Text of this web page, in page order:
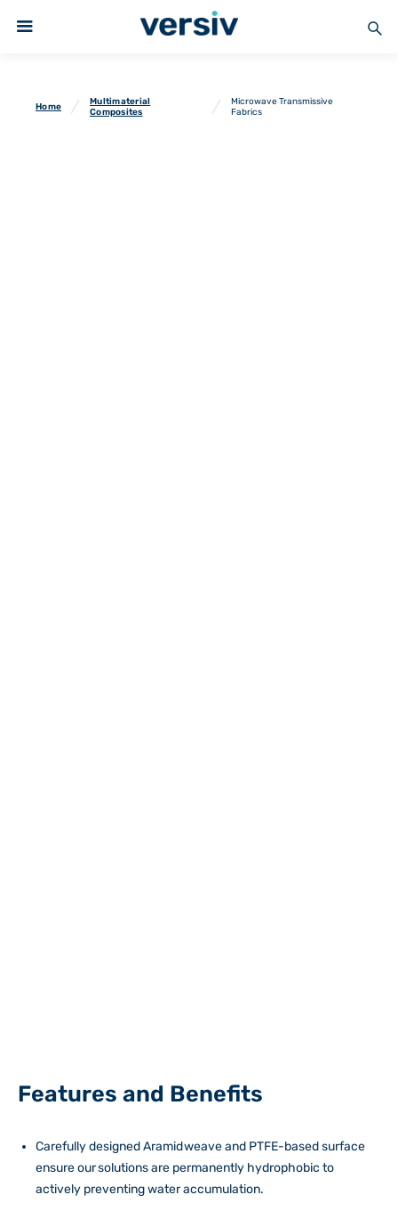
Home
Multimaterial
Composites
Microwave Transmissive
Fabrics
Features and Benefits
Carefully designed Aramid weave and PTFE-based surface
ensure our solutions are permanently hydrophobic to
actively preventing water accumulation.